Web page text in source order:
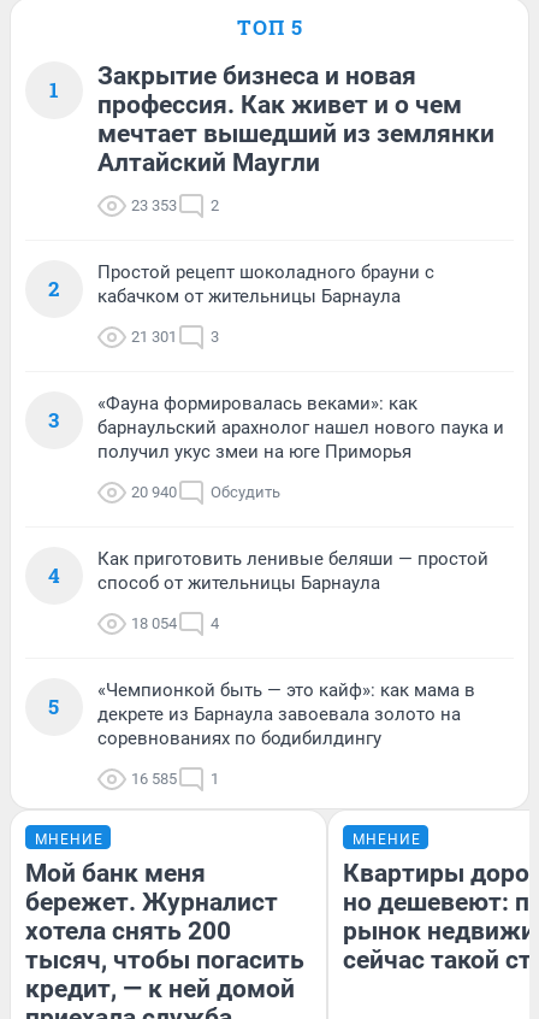
ТОП 5
1
Закрытие бизнеса и новая
профессия. Как живет и о чем
мечтает вышедший из землянки
Алтайский Маугли
23 353 2
2
Простой рецепт шоколадного брауни с
кабачком от жительницы Барнаула
21 301 3
3
«Фауна формировалась веками»: как
барнаульский арахнолог нашел нового паука и
получил укус змеи на юге Приморья
20 940 Обсудить
4
Как приготовить ленивые беляши — простой
способ от жительницы Барнаула
18 054 4
5
«Чемпионкой быть — это кайф»: как мама в
декрете из Барнаула завоевала золото на
соревнованиях по бодибилдингу
16 585 1
МНЕНИЕ
Мой банк меня
бережет. Журналист
хотела снять 200
тысяч, чтобы погасить
кредит, — к ней домой
МНЕНИЕ
Квартиры
но дешевеют:
рынок
сейчас такой